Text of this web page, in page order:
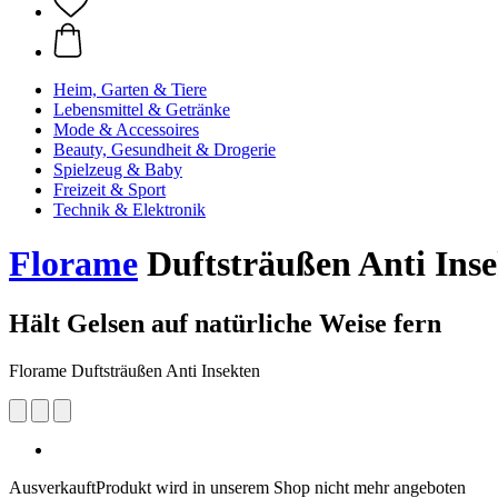
Heim, Garten & Tiere
Lebensmittel & Getränke
Mode & Accessoires
Beauty, Gesundheit & Drogerie
Spielzeug & Baby
Freizeit & Sport
Technik & Elektronik
Florame Duftsträußen Anti
Hält Gelsen auf natürliche Weise fern
Florame Duftsträußen Anti Insekten
AusverkauftProdukt wird in unserem Shop nicht mehr angeboten